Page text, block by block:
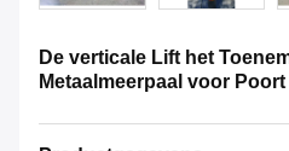
De verticale Lift het
Metaalmeerpaal voor Poort